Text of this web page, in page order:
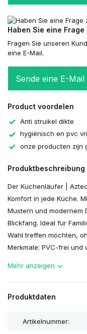
Haben Sie eine
Fragen Sie unseren
eine E-Mail.
Sende eine E-Mail
Product voordelen
Anti struikel dikte
hygiënisch en pvc
onze producten zijn
Produktbeschreibung
Der Küchenläufer |
Komfort in jede Küche.
Mustern und modernem
Blickfang. Ideal für
Wahl treffen möchten,
Merkmale: PVC-frei und
Mehr anzeigen
Produktdaten
Artikelnummer: